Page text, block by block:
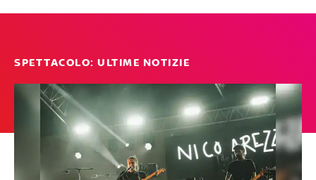
SPETTACOLO: ULTIME NOTIZIE